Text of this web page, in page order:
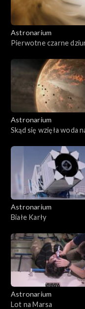
Astronarium
Pierwotne czarne
Astronarium
Skąd się wzięła woda
Astronarium
Białe Karły
Astronarium
Lot na Marsa